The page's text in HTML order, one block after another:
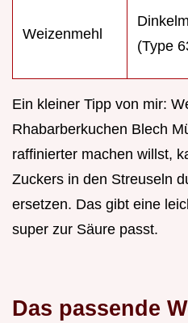
Weizenmehl
(Type
Ein kleiner Tipp von mir:
Rhabarberkuchen Blech
raffinierter machen willst,
Zuckers in den Streuseln
ersetzen. Das gibt eine
super zur Säure passt.
Das passende